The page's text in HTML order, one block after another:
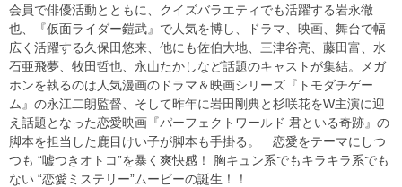
会員で俳優活動とともに、クイズバラエティでも活躍する岩永徹
也、『仮面ライダー鎧武』で人気を博し、ドラマ、映画、舞台で幅
広く活躍する久保田悠来、他にも佐伯大地、三津谷亮、藤田富、水
石亜飛夢、牧田哲也、永山たかしなど話題のキャストが集結。メガ
ホンを執るのは人気漫画のドラマ＆映画シリーズ『トモダチゲー
ム』の永江二朗監督、そして昨年に岩田剛典と杉咲花をW主演に迎
え話題となった恋愛映画『パーフェクトワールド 君といる奇跡』の
脚本を担当した鹿目けい子が脚本も手掛る。 恋愛をテーマにしつ
つも “嘘つきオトコ”を暴く爽快感！ 胸キュン系でもキラキラ系でも
ない “恋愛ミステリー”ムービーの誕生！！